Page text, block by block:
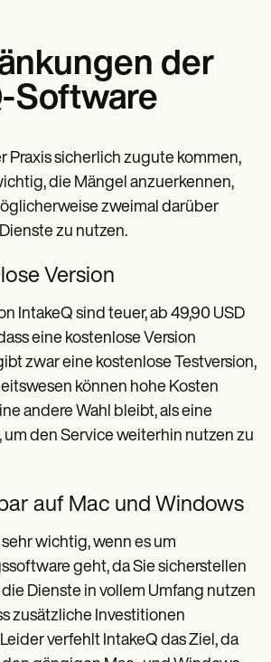
der
Software
Praxis sicherlich zugute kommen,
die Mängel anzuerkennen,
zweimal darüber
zu nutzen.
Version
IntakeQ sind teuer, ab 49,90 USD
eine kostenlose Version
zwar eine kostenlose Testversion,
können hohe Kosten
andere Wahl bleibt, als eine
um den Service weiterhin nutzen zu
auf Mac und Windows
wichtig, wenn es um
geht, da Sie sicherstellen
die Dienste in vollem Umfang nutzen
zusätzliche Investitionen
verfehlt IntakeQ das Ziel, da